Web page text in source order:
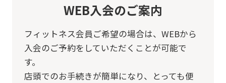
WEB入会のご案内
フィットネス会員ご希望の場合は、 WEBから
入会のご予約をしていただくことが可能で
す。
店頭でのお手続きが簡単になり、とっても便